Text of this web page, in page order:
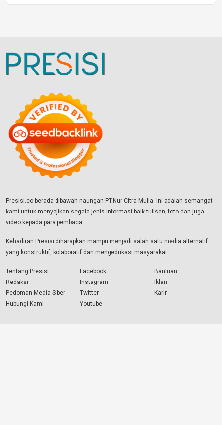
Presisi.co berada dibawah naungan PT.Nur Citra Mulia. Ini adalah semangat
kami untuk menyajikan segala jenis informasi baik tulisan, foto dan juga
video kepada para pembaca.
Kehadiran Presisi diharapkan mampu menjadi salah satu media alternatif
yang konstruktif, kolaboratif dan mengedukasi masyarakat.
Tentang Presisi
Redaksi
Pedoman Media Siber
Hubungi Kami
Facebook
Instagram
Twitter
Youtube
Bantuan
Iklan
Karir